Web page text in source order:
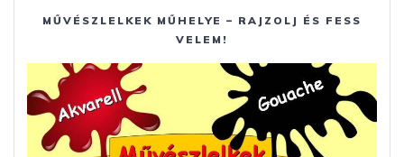
MŰVÉSZLELKEK MŰHELYE – RAJZOLJ ÉS FESS
VELEM!